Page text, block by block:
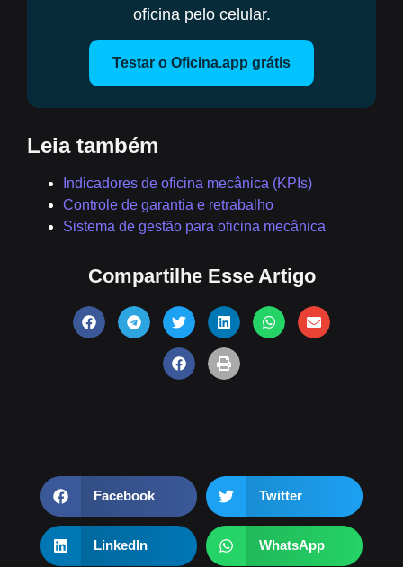
oficina pelo celular.
Testar o Oficina.app grátis
Leia também
Indicadores de oficina mecânica (KPIs)
Controle de garantia e retrabalho
Sistema de gestão para oficina mecânica
Compartilhe Esse Artigo
Facebook Twitter
LinkedIn WhatsApp